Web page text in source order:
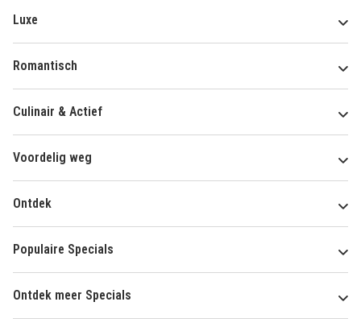
Luxe
Romantisch
Culinair & Actief
Voordelig weg
Ontdek
Populaire Specials
Ontdek meer Specials